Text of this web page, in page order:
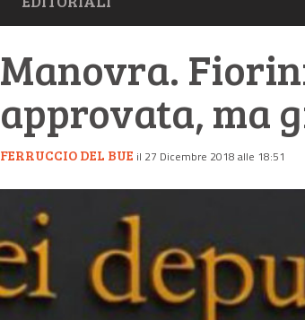
Manovra.
approvata, ma
FERRUCCIO DEL BUE il 27 Dicembre 2018 alle 18:51